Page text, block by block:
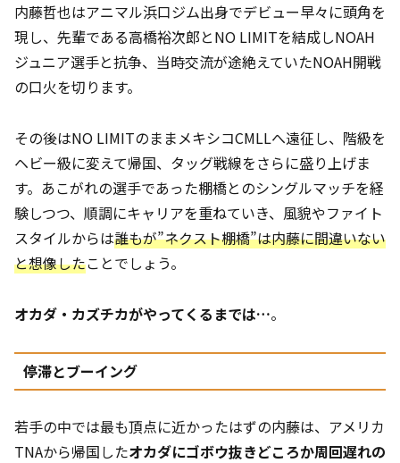
内藤哲也はアニマル浜口ジム出身でデビュー早々に頭角を
現し、先輩である高橋裕次郎とNO LIMITを結成しNOAH
ジュニア選手と抗争、当時交流が途絶えていたNOAH開戦
の口火を切ります。
その後はNO LIMITのままメキシコCMLLへ遠征し、階級を
ヘビー級に変えて帰国、タッグ戦線をさらに盛り上げま
す。あこがれの選手であった棚橋とのシングルマッチを経
験しつつ、順調にキャリアを重ねていき、風貌やファイト
スタイルからは誰もが”ネクスト棚橋”は内藤に間違いない
と想像したことでしょう。
オカダ・カズチカがやってくるまでは…。
停滞とブーイング
若手の中では最も頂点に近かったはずの内藤は、アメリカ
TNAから帰国したオカダにゴボウ抜きどころか周回遅れの